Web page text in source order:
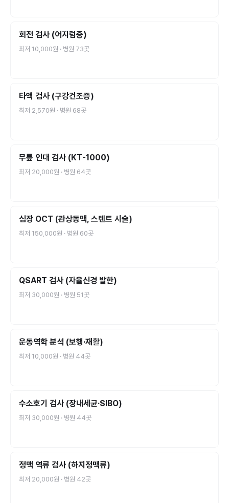
회전 검사 (어지럼증)
최저 10,000원 · 병원 73곳
타액 검사 (구강건조증)
최저 2,570원 · 병원 68곳
무릎 인대 검사 (KT-1000)
최저 20,000원 · 병원 64곳
심장 OCT (관상동맥, 스텐트 시술)
최저 150,000원 · 병원 60곳
QSART 검사 (자율신경 발한)
최저 30,000원 · 병원 51 곳
운동역학 분석 (보행·재활)
최저 10,000원 · 병원 44곳
수소호기 검사 (장내세균·SIBO)
최저 30,000원 · 병원 44곳
정맥 역류 검사 (하지정맥류)
최저 20,000원 · 병원 42곳